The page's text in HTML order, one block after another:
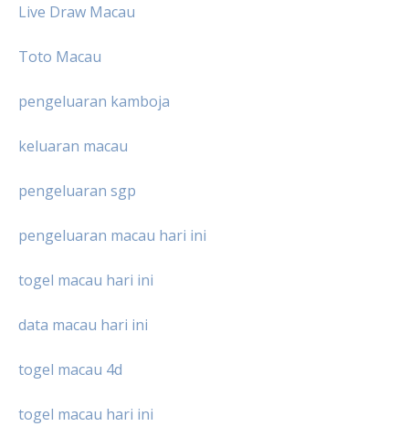
Live Draw Macau
Toto Macau
pengeluaran kamboja
keluaran macau
pengeluaran sgp
pengeluaran macau hari ini
togel macau hari ini
data macau hari ini
togel macau 4d
togel macau hari ini